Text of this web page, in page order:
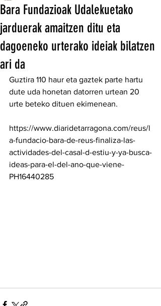
Bara Fundazioak Udalekuetako
jarduerak amaitzen ditu eta
dagoeneko urterako ideiak bilatzen
ari da
Guztira 110 haur eta gaztek parte hartu
dute uda honetan datorren urtean 20
urte beteko dituen ekimenean.
https://www.diaridetarragona.com/reus/l
a-fundacio-bara-de-reus-finaliza-las-
actividades-del-casal-d-estiu-y-ya-busca-
ideas-para-el-del-ano-que-viene-
PH16440285